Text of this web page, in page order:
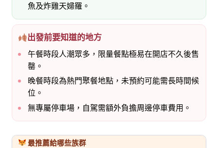
魚及炸雞天婦羅。
出發前要知道的地方
午餐時段人潮眾多，限量餐點極易在開店不久後售
罄。
晚餐時段為熱門聚餐地點，未預約可能需長時間候
位。
無專屬停車場，自駕需額外負擔周邊停車費用。
最推薦給哪些族群